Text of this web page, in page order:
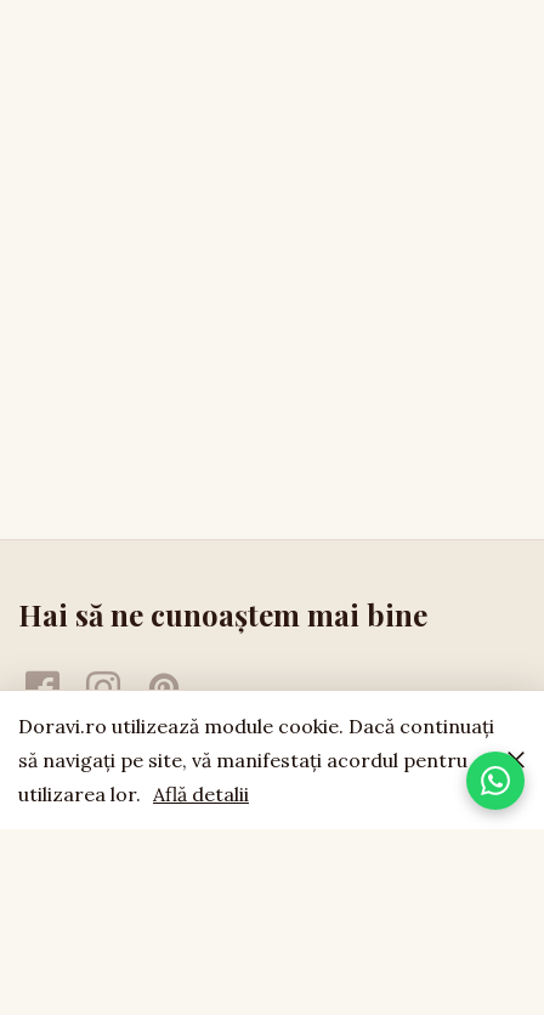
Hai să ne cunoaștem mai bine
Doravi.ro utilizează module cookie. Dacă continuaţi
să navigaţi pe site, vă manifestaţi acordul pentru
utilizarea lor. Află detalii